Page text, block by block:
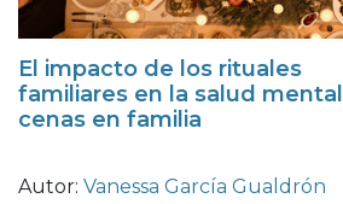
El impacto de los rituales
familiares en la salud
cenas en familia
Autor: Vanessa García Gualdrón